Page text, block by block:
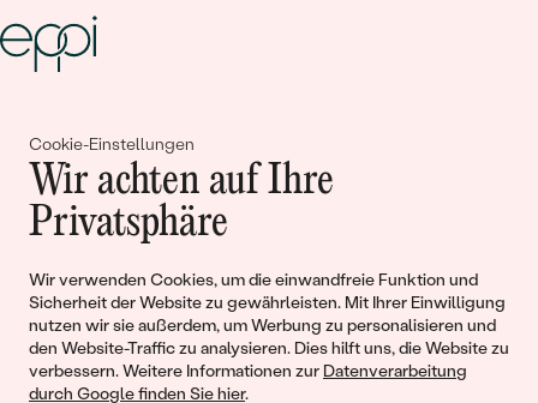
Cookie-Einstellungen
Wir achten auf Ihre
Privatsphäre
Wir verwenden Cookies, um die einwandfreie Funktion und
Sicherheit der Website zu gewährleisten. Mit Ihrer Einwilligung
nutzen wir sie außerdem, um Werbung zu personalisieren und
den Website-Traffic zu analysieren. Dies hilft uns, die Website zu
verbessern. Weitere Informationen zur Datenverarbeitung
durch Google finden Sie hier.
Gemeinsam erschaffen wir
Geschichten von Schönheit und
Liebe
Begleiten Sie uns!